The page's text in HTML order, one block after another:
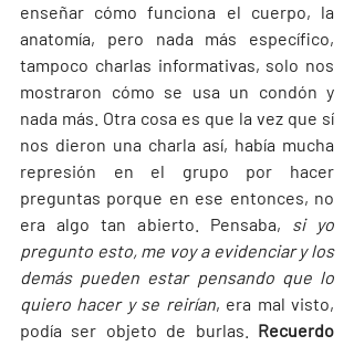
enseñar cómo funciona el cuerpo, la
anatomía, pero nada más específico,
tampoco charlas informativas, solo nos
mostraron cómo se usa un condón y
nada más. Otra cosa es que la vez que sí
nos dieron una charla así, había mucha
represión en el grupo por hacer
preguntas porque en ese entonces, no
era algo tan abierto. Pensaba, si yo
pregunto esto, me voy a evidenciar y los
demás pueden estar pensando que lo
quiero hacer y se reirían, era mal visto,
podía ser objeto de burlas. Recuerdo